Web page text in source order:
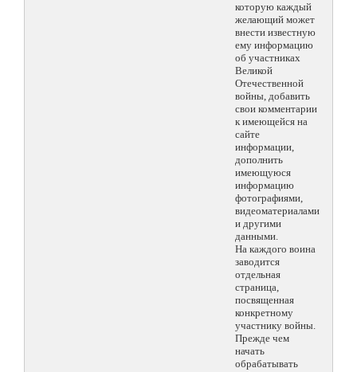
которую каждый
желающий может
внести известную
ему информацию
об участниках
Великой
Отечественной
войны, добавить
свои комментарии
к имеющейся на
сайте
информации,
дополнить
имеющуюся
информацию
фотографиями,
видеоматериалами
и другими
данными.
На каждого воина
заводится
отдельная
страница,
посвященная
конкретному
участнику войны.
Прежде чем
начать
обрабатывать